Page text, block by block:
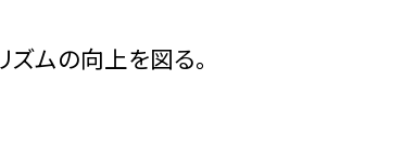
ムの向上を図る。